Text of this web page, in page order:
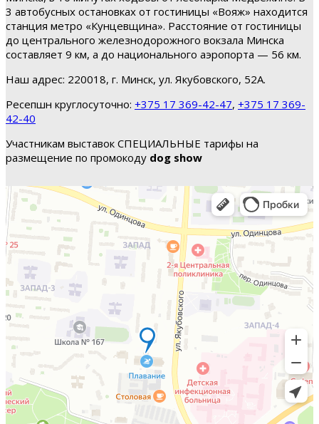
3 автобусных остановках от гостиницы «Вояж» находится
станция метро «Кунцевщина». Расстояние от гостиницы
до центрального железнодорожного вокзала Минска
составляет 9 км, а до национального аэропорта — 56 км.
Наш адрес: 220018, г. Минск, ул. Якубовского, 52А.
Ресепшн круглосуточно: +375 17 369-42-47, +375 17 369-
42-40
Участникам выставок СПЕЦИАЛЬНЫЕ тарифы на
размещение по промокоду dog show